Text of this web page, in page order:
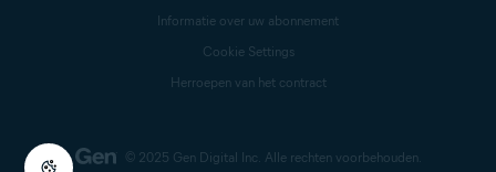
© 2025 Gen Digital Inc. Alle rechten voorbehouden.
Informatie over uw abonnement
Cookie Settings
Herroepen van het contract